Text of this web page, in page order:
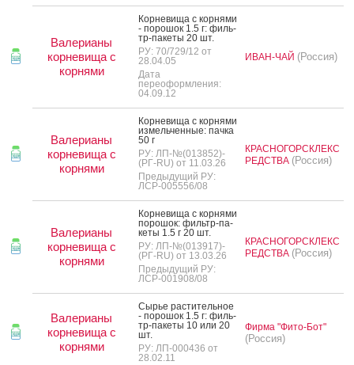
Валерианы
корневища с
корнями
Кор­не­вища с кор­ня­ми
- по­рошок 1.5 г: филь­
тр-па­кеты 20 шт.
РУ: 70/729/12 от
28.04.05
Дата
переоформления:
04.09.12
ИВАН-ЧАЙ (Россия)
Валерианы
корневища с
корнями
Кор­не­вища с кор­ня­ми
из­мель­чен­ные: пач­ка
50 г
РУ: ЛП-№(013852)-
(РГ-RU) от 11.03.26
Предыдущий РУ:
ЛСР-005556/08
КРАСНОГОРСКЛЕКС
РЕДСТВА (Россия)
Валерианы
корневища с
корнями
Кор­не­вища с кор­ня­ми
по­рошок: филь­тр-па­
кеты 1.5 г 20 шт.
РУ: ЛП-№(013917)-
(РГ-RU) от 13.03.26
Предыдущий РУ:
ЛСР-001908/08
КРАСНОГОРСКЛЕКС
РЕДСТВА (Россия)
Валерианы
корневища с
корнями
Сырье рас­ти­тель­ное
- по­рошок 1.5 г: филь­
тр-па­кеты 10 или 20
шт.
РУ: ЛП-000436 от
28.02.11
Фирма "Фито-Бот"
(Россия)